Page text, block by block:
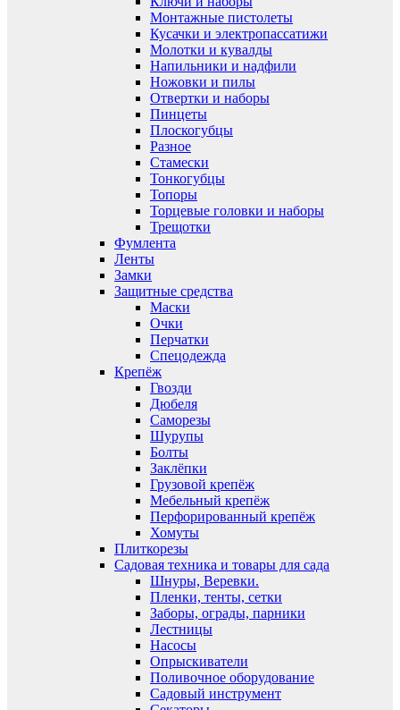
Монтажные пистолеты
Кусачки и электропассатижи
Молотки и кувалды
Напильники и надфили
Ножовки и пилы
Отвертки и наборы
Пинцеты
Плоскогубцы
Разное
Стамески
Тонкогубцы
Топоры
Торцевые головки и наборы
Трещотки
Фумлента
Ленты
Замки
Защитные средства
Маски
Очки
Перчатки
Спецодежда
Крепёж
Гвозди
Дюбеля
Саморезы
Шурупы
Болты
Заклёпки
Грузовой крепёж
Мебельный крепёж
Перфорированный крепёж
Хомуты
Плиткорезы
Садовая техника и товары для сада
Шнуры, Веревки.
Пленки, тенты, сетки
Заборы, ограды, парники
Лестницы
Насосы
Опрыскиватели
Поливочное оборудование
Садовый инструмент